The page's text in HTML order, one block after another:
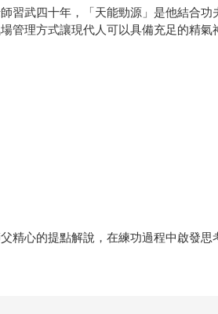
習武四十年，「天能勁源」是他結合
理方式讓現代人可以具備充足的精氣
精心的提點解說，在練功過程中啟發思